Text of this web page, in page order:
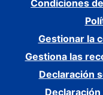
Condiciones
Gestionar la
Gestiona las
Declaración